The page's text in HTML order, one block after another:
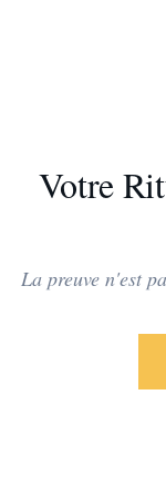
Votre
La preuve n'est